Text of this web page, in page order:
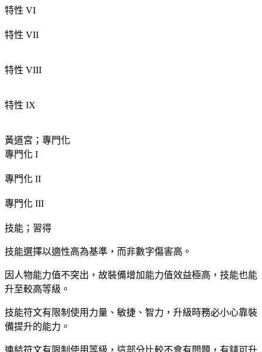
特性 VI
特性 VII
特性 VIII
特性 IX
黃道宮；專門化
專門化 I
專門化 II
專門化 III
技能；習得
技能選擇以適性高為基準，而非數字傷害高。
因人物能力值不突出，故裝備增加能力值效益極高，技能也能
升至較高等級。
技能符文有限制使用力量、敏捷、智力，升級時務必小心靠裝
備提升的能力。
連結符文有限制使用等級，這部分比較不會有問題，有錢可升